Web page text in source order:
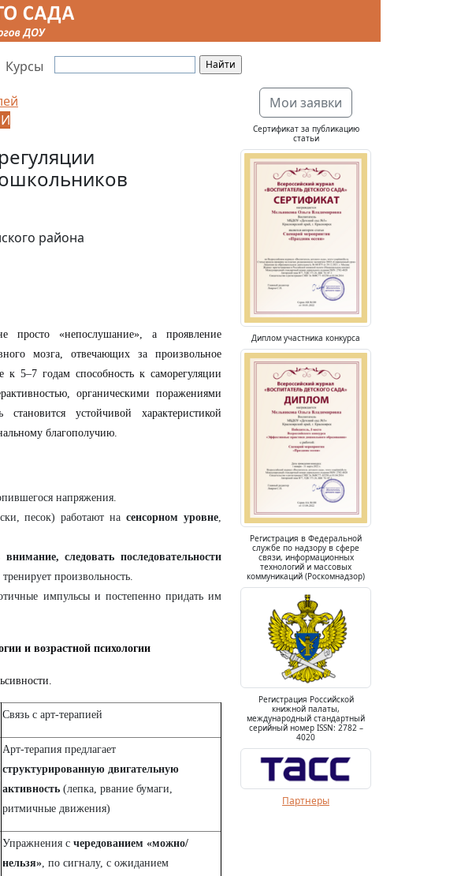
Курсы
района
«непослушание», а проявление
мозга, отвечающих за произвольное
5–7 годам способность к саморегуляции
органическими поражениями
устойчивой характеристикой
благополучию.
напряжения.
песок) работают насенсорном уровне,
внимание, следовать последовательности
произвольность.
импульсы и постепенно придать им
и возрастной психологии
Связь с арт-терапией
Арт-терапия предлагает
структурированную двигательную
активность (лепка, рвание бумаги,
ритмичные движения)
Упражнения с чередованием «можно/
нельзя», по сигналу, с ожиданием
Мои заявки
Сертификат за публикацию
статьи
Диплом участника конкурса
Регистрация в Федеральной
службе по надзору в сфере
связи, информационных
технологий и массовых
коммуникаций (Роскомнадзор)
Регистрация Российской
книжной палаты,
международный стандартный
серийный номер ISSN: 2782 –
4020
Партнеры